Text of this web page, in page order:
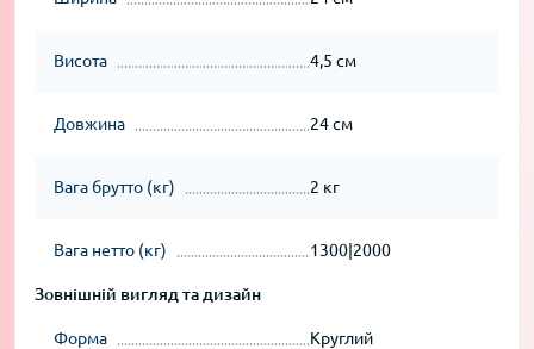
Висота 4,5 см
Довжина 24 см
Вага брутто (кг) 2 кг
Вага нетто (кг) 1300|2000
Зовнішній вигляд та дизайн
Форма Круглий